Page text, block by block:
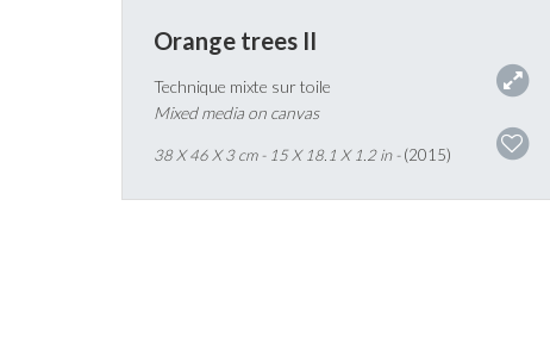
Orange trees II
Technique mixte sur toile
Mixed media on canvas
38 X 46 X 3 cm - 15 X 18.1 X 1.2 in -(2015)